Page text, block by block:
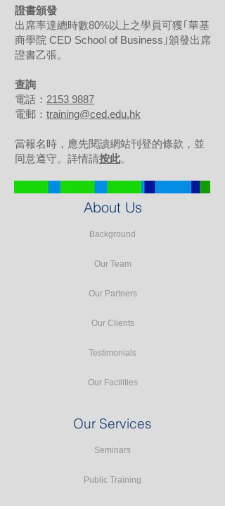
證書頒發
出席率達總時數80%以上之學員可獲｢華基
商學院 CED School of Business｣頒發出席
證書乙張。
查詢
電話： 2153 9887
電郵： training@ced.edu.hk
當報名時，應先閱讀網站刊登的條款，並
同意遵守。詳情請按此。
About Us
Background
Our Team
Our Partners
Our Clients
Testimonials
Our Facilities
Our Services
Seminars
Public Training